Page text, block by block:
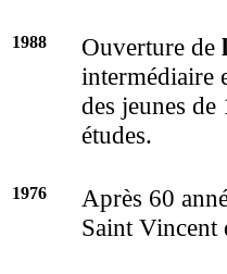
1988 Ouverture de
intermédiaire
des jeunes
études.
1976
Après 60
Saint Vincent